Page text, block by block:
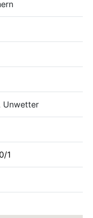
Unwetter
1